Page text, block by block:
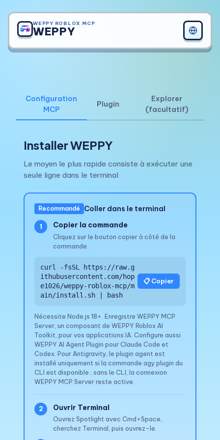
WEPPY ROBLOX MCP
WEPPY
Configuration
MCP
Plugin
Explorer
(facultatif)
Installer WEPPY
Le moyen le plus rapide consiste à exécuter une
seule ligne dans le terminal
Recommandé Coller dans le terminal
1 Copier la commande
Cliquez sur le bouton copier à côté de la
commande.
curl -fsSL https://raw.g
ithubusercontent.com/hop
e1026/weppy-roblox-mcp/m
ain/install.sh | bash
📋 Copier
Nécessite Node.js 18+. Enregistre WEPPY MCP
Server, un composant de WEPPY Roblox AI
Toolkit, pour vos applications IA. Configure aussi
WEPPY AI Agent Plugin pour Claude Code et
Codex. Pour Antigravity, le plugin agent est
installé uniquement si la commande agy plugin du
CLI est disponible ; sans le CLI, la connexion
WEPPY MCP Server reste active.
2 Ouvrir Terminal
Ouvrez Spotlight avec Cmd+Space,
cherchez Terminal, puis ouvrez-le.